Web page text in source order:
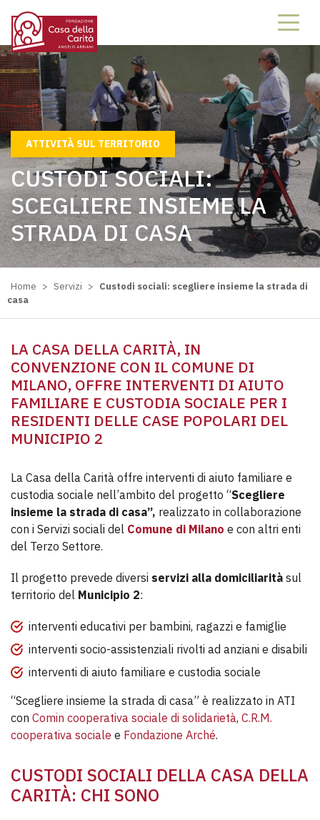
62466246
ATTIVITÀ SUL TERRITORIO
CUSTODI SOCIALI:
SCEGLIERE INSIEME LA
STRADA DI CASA
Home > Servizi > Custodi sociali: scegliere insieme la strada di
casa
LA CASA DELLA CARITÀ, IN
CONVENZIONE CON IL COMUNE DI
MILANO, OFFRE INTERVENTI DI AIUTO
FAMILIARE E CUSTODIA SOCIALE PER I
RESIDENTI DELLE CASE POPOLARI DEL
MUNICIPIO 2
La Casa della Carità offre interventi di aiuto familiare e
custodia sociale nell’ambito del progetto “Scegliere
insieme la strada di casa”, realizzato in collaborazione
con i Servizi sociali del Comune di Milano e con altri enti
del Terzo Settore.
Il progetto prevede diversi servizi alla domiciliarità sul
territorio del Municipio 2:
interventi educativi per bambini, ragazzi e famiglie
interventi socio-assistenziali rivolti ad anziani e disabili
interventi di aiuto familiare e custodia sociale
“Scegliere insieme la strada di casa” è realizzato in ATI
con Comin cooperativa sociale di solidarietà, C.R.M.
cooperativa sociale e Fondazione Arché.
CUSTODI SOCIALI DELLA CASA DELLA
CARITÀ: CHI SONO